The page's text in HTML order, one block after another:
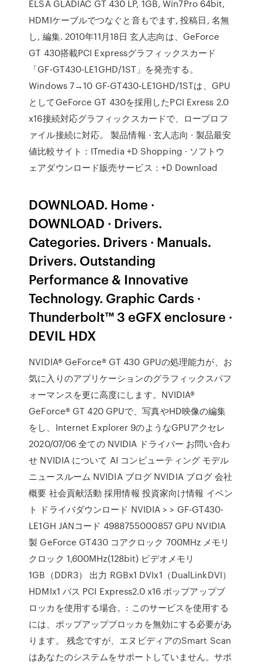
ELSA GLADIAC GT 430 LP, 1GB, Win7Pro 64bit,
HDMIケーブルでつなぐと音もでます, 投稿日, 名無
し, 編集. 2010年11月18日 玄人志向は、GeForce
GT 430搭載PCI Expressグラフィックスカード
「GF-GT430-LE1GHD/1ST」を発売する。
Windows 7→10 GF-GT430-LE1GHD/1STは、GPU
としてGeForce GT 430を採用したPCI Exress 2.0
x16接続対応グラフィックスカードで、ロープロフ
ァイル接続に対応。 製品情報 · 玄人志向 · 製品最安
値比較サイト：ITmedia +D Shopping · ソフトウ
ェアダウンロード販売サービス：+D Download
DOWNLOAD. Home ·
DOWNLOAD · Drivers.
Categories. Drivers · Manuals.
Drivers. Outstanding
Performance & Innovative
Technology. Graphic Cards ·
Thunderbolt™ 3 eGFX enclosure ·
DEVIL HDX
NVIDIA® GeForce® GT 430 GPUの処理能力が、お
気に入りのアプリケーションのグラフィックスパフ
ォーマンスを更に高度にします。NVIDIA®
GeForce® GT 420 GPUで、写真やHD映像の編集
をし、Internet Explorer 9のようなGPUアクセレ
2020/07/06 全ての NVIDIA ドライバー お問い合わ
せ NVIDIA について AI コンピューティング モデル
ニュースルーム NVIDIA ブログ NVIDIA ブログ 会社
概要 社会貢献活動 採用情報 投資家向け情報 イベン
ト ドライバダウンロード NVIDIA > > GF-GT430-
LE1GH JANコード 4988755000857 GPU NVIDIA
製 GeForce GT430 コアクロック 700MHz メモリ
クロック 1,600MHz(128bit) ビデオメモリ
1GB（DDR3） 出力 RGBx1 DVIx1（DualLinkDVI）
HDMIx1 バス PCI Express2.0 x16 ポップアップブ
ロッカを使用する場合。: このサービスを使用する
には、ポップアップブロッカを無効にする必要があ
ります。 残念ですが、エヌビディアのSmart Scan
はあなたのシステムをサポートしていません。サポ